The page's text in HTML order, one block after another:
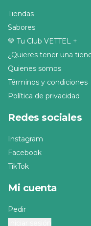
Tiendas
Sabores
💚 Tu Club VETTEL +
¿Quieres tener una
Quienes somos
Términos y condiciones
Política de privacidad
Redes sociales
Instagram
Facebook
TikTok
Mi cuenta
Pedir